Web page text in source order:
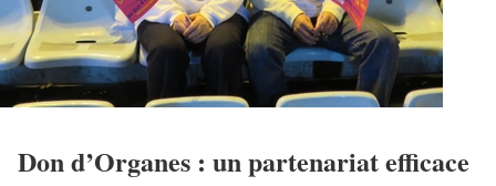
Don d’Organes : un partenariat efficace